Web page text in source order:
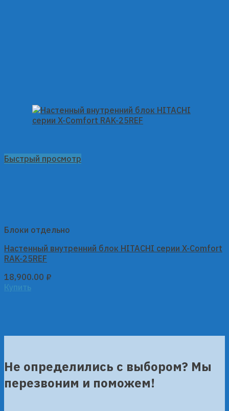
Быстрый просмотр
Блоки отдельно
Настенный внутренний блок HITACHI серии X-Comfort
RAK-25REF
18,900.00 ₽
Купить
Не определились с выбором? Мы
перезвоним и поможем!